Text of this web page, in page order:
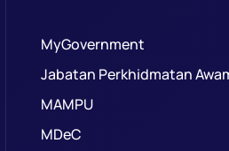
MyGovernment
Jabatan Perkhidmatan
MAMPU
MDeC